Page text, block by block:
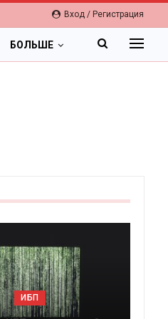
Вход / Регистрация
БОЛЬШЕ
Цифровая экономика